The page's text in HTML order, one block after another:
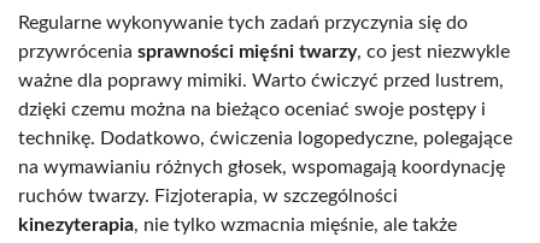
Regularne wykonywanie tych zadań przyczynia się do
przywrócenia sprawności mięśni twarzy, co jest niezwykle
ważne dla poprawy mimiki. Warto ćwiczyć przed lustrem,
dzięki czemu można na bieżąco oceniać swoje postępy i
technikę. Dodatkowo, ćwiczenia logopedyczne, polegające
na wymawianiu różnych głosek, wspomagają koordynację
ruchów twarzy. Fizjoterapia, w szczególności
kinezyterapia, nie tylko wzmacnia mięśnie, ale także